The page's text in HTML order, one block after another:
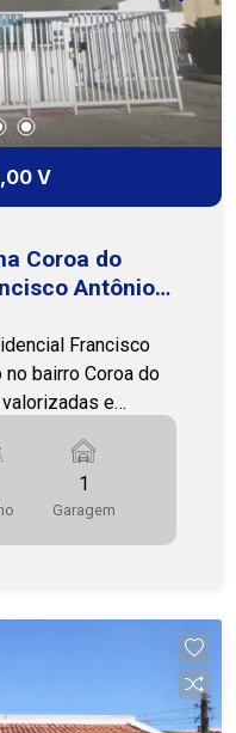
V
Coroa do
Antônio
Francisco
bairro Coroa do
e
imóvel oferece
natural ao
sendo 1 suíte,
cozinha
lazer, agregando
de vida aos
à orla, praias,
1
Garagem